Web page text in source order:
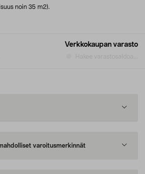
Verkkokaupan varasto
noin 35 m2).
varoitusmerkinnät